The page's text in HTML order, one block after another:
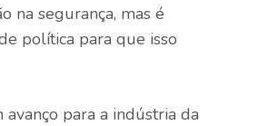
na segurança, mas é
política para que isso
para a indústria da